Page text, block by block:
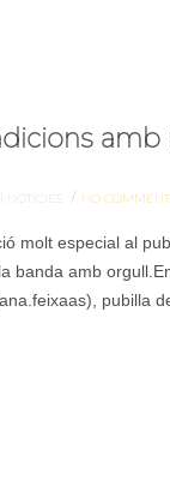
amb
NOTÍCIES / NO
molt especial al
banda amb
pubilla